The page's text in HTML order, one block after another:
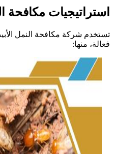
استراتيجيات مكافحة
تستخدم شركة مكافحة النمل
فعالة، منها: